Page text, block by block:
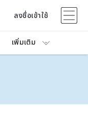
ลงชื่อเข้าใช้
เพิ่มเติม